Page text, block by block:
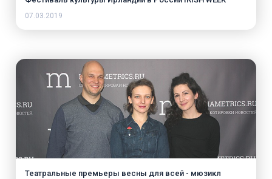
07.03.2019
Театральные премьеры весны для всей - мюзикл